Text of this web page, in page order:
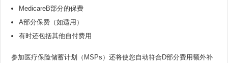
MedicareB部分的保费
A部分保费（如适用）
有时还包括其他自付费用
参加医疗保险储蓄计划（MSPs）还将使您自动符合D部分费用额外补